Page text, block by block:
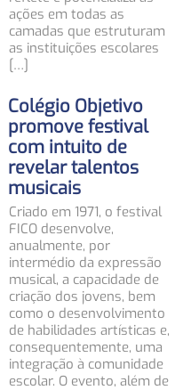
ações em todas as
camadas que estruturam
as instituições escolares
[…]
Colégio Objetivo
promove festival
com intuito de
revelar talentos
musicais
Criado em 1971, o festival
FICO desenvolve,
anualmente, por
intermédio da expressão
musical, a capacidade de
criação dos jovens, bem
como o desenvolvimento
de habilidades artísticas e,
consequentemente, uma
integração à comunidade
escolar. O evento, além de